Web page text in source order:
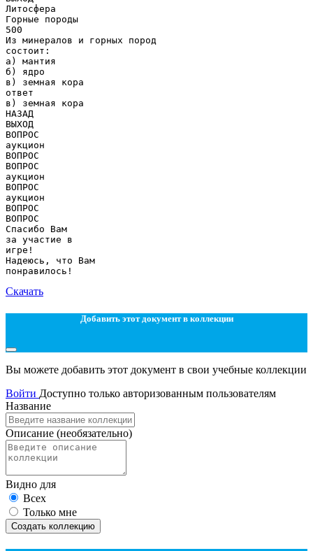
Литосфера
Горные породы
500
Из минералов и горных пород
состоит:
а) мантия
б) ядро
в) земная кора
ответ
в) земная кора
НАЗАД
ВЫХОД
ВОПРОС
аукцион
ВОПРОС
ВОПРОС
аукцион
ВОПРОС
аукцион
ВОПРОС
ВОПРОС
Спасибо Вам
за участие в
игре!
Надеюсь, что Вам
Скачать
Добавить этот документ в коллекции
Вы можете добавить этот документ в свои учебные коллекции
Войти Доступно только авторизованным пользователям
Название
Описание (необязательно)
Видно для
Всех
Только мне
Создать коллекцию